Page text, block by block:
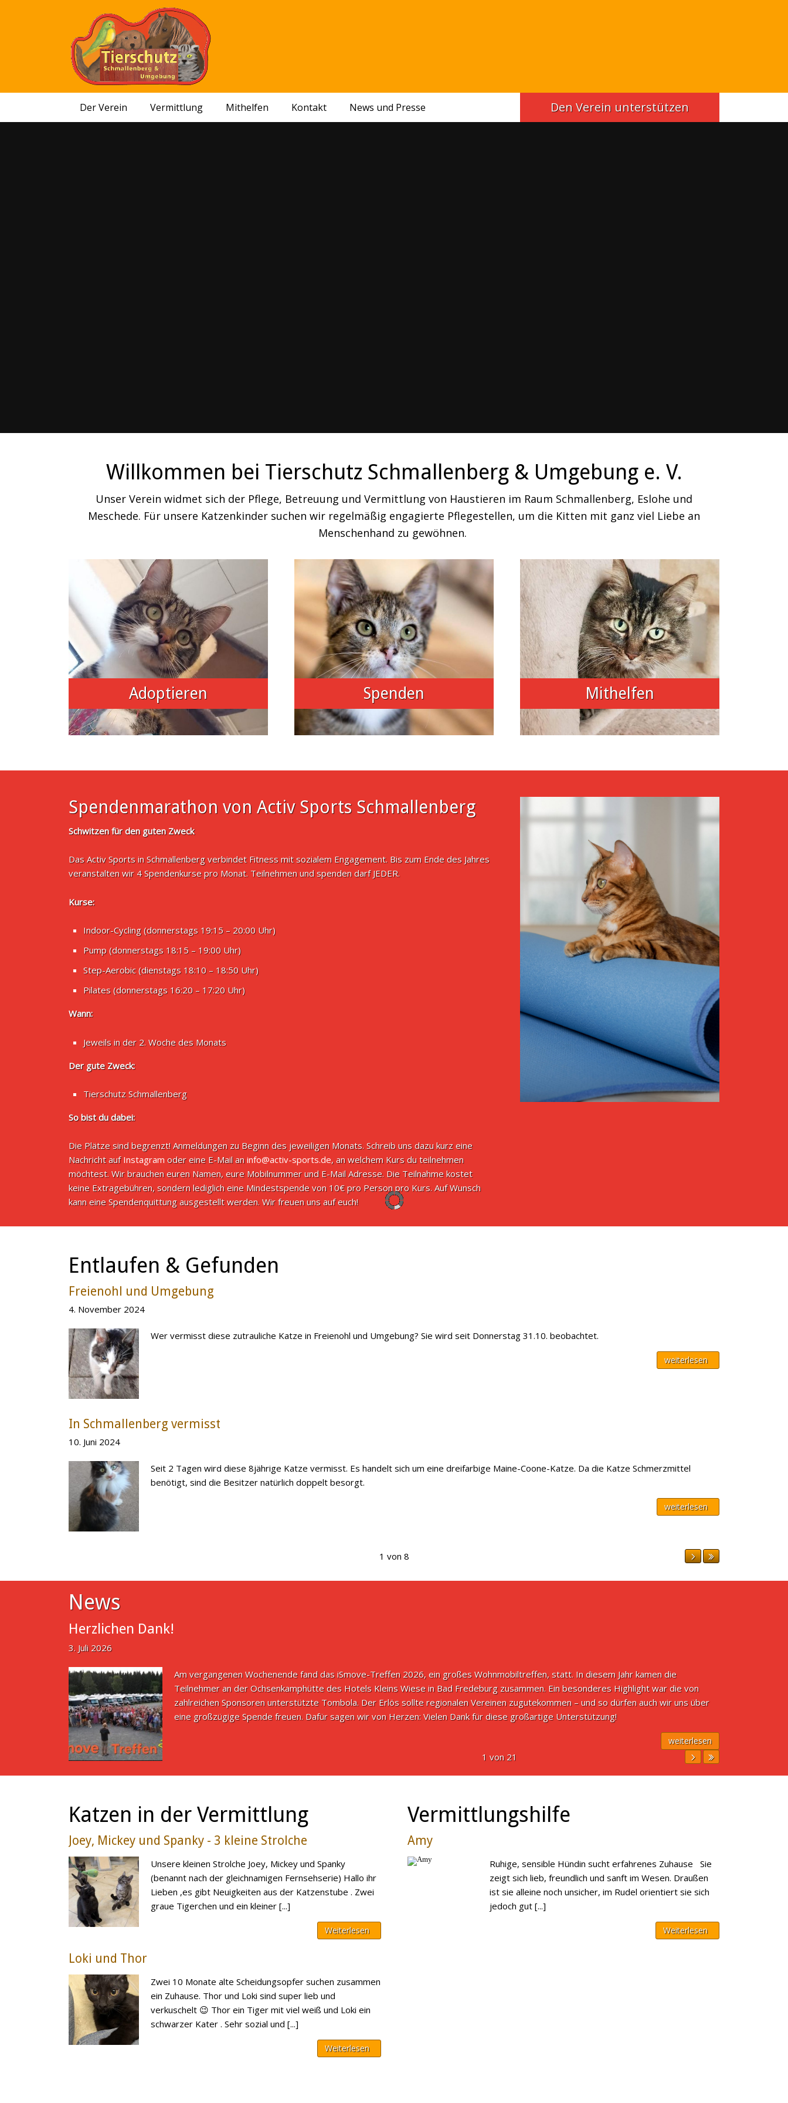
Der Verein Vermittlung Mithelfen Kontakt News und Presse Den Verein unterstützen
Willkommen bei Tierschutz Schmallenberg & Umgebung e. V.
Unser Verein widmet sich der Pflege, Betreuung und Vermittlung von Haustieren im Raum Schmallenberg, Eslohe und
Meschede. Für unsere Katzenkinder suchen wir regelmäßig engagierte Pflegestellen, um die Kitten mit ganz viel Liebe an
Menschenhand zu gewöhnen.
Adoptieren Spenden Mithelfen
Spendenmarathon von Activ Sports Schmallenberg
Schwitzen für den guten Zweck
Das Activ Sports in Schmallenberg verbindet Fitness mit sozialem Engagement. Bis zum Ende des Jahres
veranstalten wir 4 Spendenkurse pro Monat. Teilnehmen und spenden darf JEDER.
Kurse:
Indoor-Cycling (donnerstags 19:15 – 20:00 Uhr)
Pump (donnerstags 18:15 – 19:00 Uhr)
Step-Aerobic (dienstags 18:10 – 18:50 Uhr)
Pilates (donnerstags 16:20 – 17:20 Uhr)
Wann:
Jeweils in der 2. Woche des Monats
Der gute Zweck:
Tierschutz Schmallenberg
So bist du dabei:
Die Plätze sind begrenzt! Anmeldungen zu Beginn des jeweiligen Monats. Schreib uns dazu kurz eine
Nachricht aufInstagram oder eine E-Mail an info@activ-sports.de, an welchem Kurs du teilnehmen
möchtest. Wir brauchen euren Namen, eure Mobilnummer und E-Mail Adresse. Die Teilnahme kostet
keine Extragebühren, sondern lediglich eine Mindestspende von 10€ pro Person pro Kurs. Auf Wunsch
kann eine Spendenquittung ausgestellt werden. Wir freuen uns auf euch!
Entlaufen & Gefunden
Freienohl und Umgebung
4. November 2024
Wer vermisst diese zutrauliche Katze in Freienohl und Umgebung? Sie wird seit Donnerstag 31.10. beobachtet.
weiterlesen
In Schmallenberg vermisst
10. Juni 2024
Seit 2 Tagen wird diese 8jährige Katze vermisst. Es handelt sich um eine dreifarbige Maine-Coone-Katze. Da die Katze Schmerzmittel
benötigt, sind die Besitzer natürlich doppelt besorgt.
weiterlesen
1 von 8
News
Herzlichen Dank!
3. Juli 2026
Am vergangenen Wochenende fand das iSmove-Treffen 2026, ein großes Wohnmobiltreffen, statt. In diesem Jahr kamen die
Teilnehmer an der Ochsenkamphütte des Hotels Kleins Wiese in Bad Fredeburg zusammen. Ein besonderes Highlight war die von
zahlreichen Sponsoren unterstützte Tombola. Der Erlös sollte regionalen Vereinen zugutekommen – und so dürfen auch wir uns über
eine großzügige Spende freuen. Dafür sagen wir von Herzen: Vielen Dank für diese großartige Unterstützung!
weiterlesen
1 von 21
Katzen in der Vermittlung
Joey, Mickey und Spanky - 3 kleine Strolche
Unsere kleinen Strolche Joey, Mickey und Spanky
(benannt nach der gleichnamigen Fernsehserie) Hallo ihr
Lieben ,es gibt Neuigkeiten aus der Katzenstube . Zwei
graue Tigerchen und ein kleiner [...]
Weiterlesen
Loki und Thor
Zwei 10 Monate alte Scheidungsopfer suchen zusammen
ein Zuhause. Thor und Loki sind super lieb und
verkuschelt 😉 Thor ein Tiger mit viel weiß und Loki ein
schwarzer Kater . Sehr sozial und [...]
Weiterlesen
Vermittlungshilfe
Amy
Ruhige, sensible Hündin sucht erfahrenes Zuhause Sie
zeigt sich lieb, freundlich und sanft im Wesen. Draußen
ist sie alleine noch unsicher, im Rudel orientiert sie sich
jedoch gut [...]
Weiterlesen